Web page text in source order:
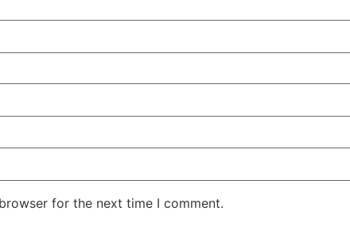
for the next time I comment.